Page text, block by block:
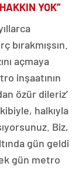
YOK”
açmaya
inşaatının
özür dileriz’
halkıyla
Biz,
gün geldi
gün metro